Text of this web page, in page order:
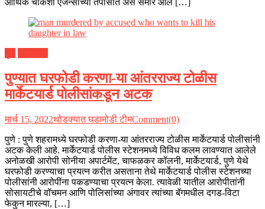
आर्थिक चौकशी एजन्सीच्या तपासात असे समोर आले […]
पुण्यात घरफोडी करणा-या आंतरराज्य टोळीस
मार्केटयार्ड पोलीसांकडून अटक
मार्च 15, 2022थोडक्यात घडामोडी टीमComment(0)
पुणे : पुणे शहरामध्ये घरफोडी करणा-या आंतरराज्य टोळीस मार्केटयार्ड पोलीसांनी
अटक केली आहे. मार्केटयार्ड पोलीस स्टेशनमध्ये विविध कलम लावण्यात आलेले
अनोळखी आरोपी सोनीया अपार्टमेंट, चाफळकर कॉलनी, मार्केटयार्ड, पुणे येथे
घरफोडी करण्याचा प्रयत्न करीत असताना तेथे मार्केटयार्ड पोलीस स्टेशनच्या
पोलीसांनी आरोपींना पकडण्याचा प्रयत्न केला. त्यावेळी यातील आरोपीतांनी
सोसायटीचे वॉचमन आणि पोलिसांच्या अंगावर त्यांच्या बॅगमधील दगड-विटा
फेकुन मारल्या, […]